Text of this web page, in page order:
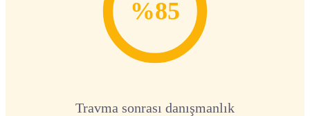
%85
Travma sonrası danışmanlık